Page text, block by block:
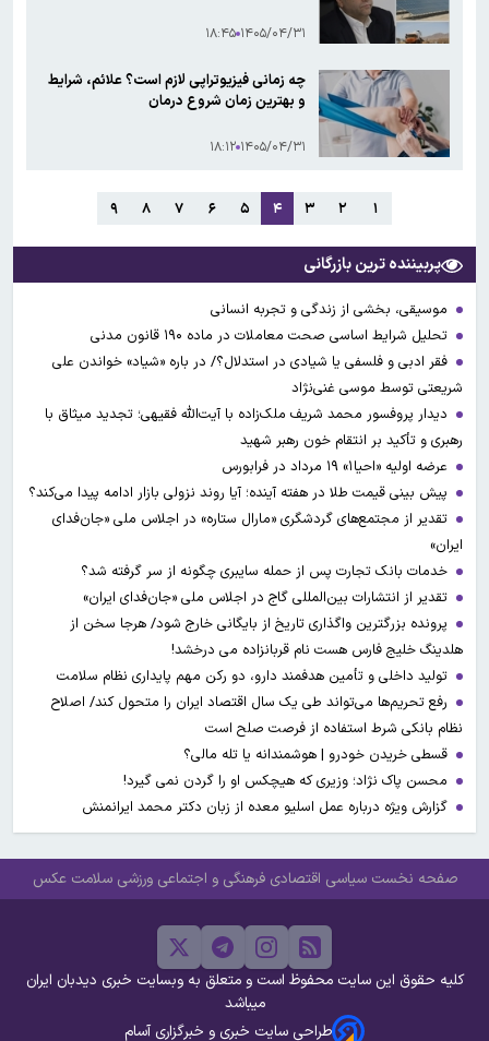
۱۴۰۵/۰۴/۳۱ ۱۸:۴۵
چه زمانی فیزیوتراپی لازم است؟ علائم، شرایط
و بهترین زمان شروع درمان
۱۴۰۵/۰۴/۳۱ ۱۸:۱۲
۱ ۲ ۳ ۴ ۵ ۶ ۷ ۸ ۹
پربیننده ترین بازرگانی
موسیقی، بخشی از زندگی و تجربه انسانی
تحلیل شرایط اساسی صحت معاملات در ماده ۱۹۰ قانون مدنی
فقر ادبی و فلسفی یا شیادی در استدلال؟/ در باره «شیاد» خواندن علی
شریعتی توسط موسی غنی‌نژاد
دیدار پروفسور محمد شریف ملک‌زاده با آیت‌الله فقیهی؛ تجدید میثاق با
رهبری و تأکید بر انتقام خون رهبر شهید
عرضه اولیه «احیا۱» ۱۹ مرداد در فرابورس
پیش بینی قیمت طلا در هفته آینده؛ آیا روند نزولی بازار ادامه پیدا می‌کند؟
تقدیر از مجتمع‌های گردشگری «مارال ستاره» در اجلاس ملی «جان‌فدای
ایران»
خدمات بانک تجارت پس از حمله سایبری چگونه از سر گرفته شد؟
تقدیر از انتشارات بین‌المللی گاج در اجلاس ملی «جان‌فدای ایران»
پرونده بزرگترین واگذاری تاریخ از بایگانی خارج شود/ هرجا سخن از
هلدینگ خلیج فارس هست نام قربانزاده می درخشد!
تولید داخلی و تأمین هدفمند دارو، دو رکن مهم پایداری نظام سلامت
رفع تحریم‌ها می‌تواند طی یک سال اقتصاد ایران را متحول کند/ اصلاح
نظام بانکی شرط استفاده از فرصت صلح است
قسطی خریدن خودرو | هوشمندانه یا تله مالی؟
محسن پاک نژاد؛ وزیری که هیچکس او را گردن نمی گیرد!
گزارش ویژه درباره عمل اسلیو معده از زبان دکتر محمد ایرانمنش
صفحه نخست سیاسی اقتصادی فرهنگی و اجتماعی ورزشی سلامت عکس
کلیه حقوق این سایت محفوظ است و متعلق به وبسایت خبری دیدبان ایران
میباشد
طراحی سایت خبری و خبرگزاری آسام